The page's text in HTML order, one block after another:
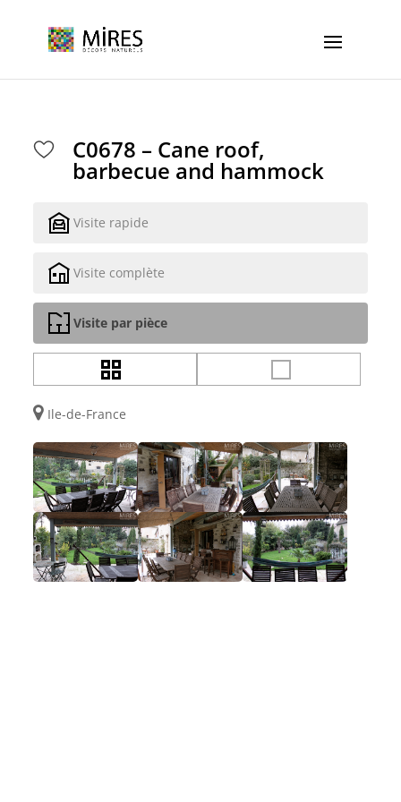
C0678 – Cane roof,
barbecue and hammock
Visite rapide
Visite complète
Visite par pièce
Ile-de-France